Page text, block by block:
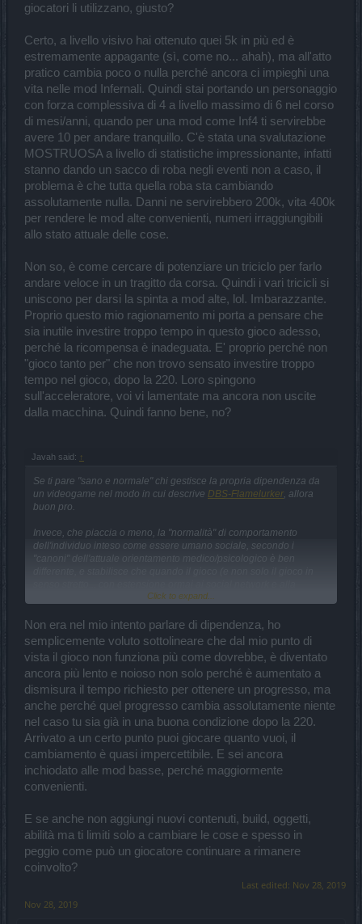
giocatori li utilizzano, giusto?
Certo, a livello visivo hai ottenuto quei 5k in più ed è
estremamente appagante (sì, come no... ahah), ma all'atto
pratico cambia poco o nulla perché ancora ci impieghi una
vita nelle mod Infernali. Quindi stai portando un personaggio
con forza complessiva di 4 a livello massimo di 6 nel corso
di mesi/anni, quando per una mod come Inf4 ti servirebbe
avere 10 per andare tranquillo. C'è stata una svalutazione
MOSTRUOSA a livello di statistiche impressionante, infatti
stanno dando un sacco di roba negli eventi non a caso, il
problema è che tutta quella roba sta cambiando
assolutamente nulla. Danni ne servirebbero 200k, vita 400k
per rendere le mod alte convenienti, numeri irraggiungibili
allo stato attuale delle cose.
Non so, è come cercare di potenziare un triciclo per farlo
andare veloce in un tragitto da corsa. Quindi i vari tricicli si
uniscono per darsi la spinta a mod alte, lol. Imbarazzante.
Proprio questo mio ragionamento mi porta a pensare che
sia inutile investire troppo tempo in questo gioco adesso,
perché la ricompensa è inadeguata. E' proprio perché non
"gioco tanto per" che non trovo sensato investire troppo
tempo nel gioco, dopo la 220. Loro spingono
sull'acceleratore, voi vi lamentate ma ancora non uscite
dalla macchina. Quindi fanno bene, no?
Javah said: ↑
Se ti pare "sano e normale" chi gestisce la propria dipendenza da
un videogame nel modo in cui descrive DBS-Flamelurker, allora
buon pro.
Invece, che piaccia o meno, la "normalità" di comportamento
dell'individuo inteso come essere umano sociale, secondo i
"canoni" dell'attuale orientamento medico/psicologico è ben
presupposta "esistenza digitale" in genere) diviene un surrogato
altra dipendenza (vedi chi si sgura il patrimonio nei videopoker).
Qualsiasi persona che presenti queste "caratteristiche", se mai
decidesse di andare da un qualsiasi dottore, riceverà il
suggerimento di sottoporsi a qualche tipo di trattamento. Davvero
non vedo cosa ci sia da "offendersi" o da ritenere "irrispettoso" se
un pincopallino qualsiasi, che non conta niente tipo me, scrive che
in questo genere di comportamenti c'è verosimilmente qualcosa
che non va. Boh, pazienza, se qualcuno si offende me ne farò una
ragione.
Tengo peró sia ben chiaro che, a me, chi "non dorme per giocare"
non procura alcun problema ed è liberissimo di farlo
può fare qualsiasi altra cosa a condizione che non procuri problemi
Sfortunatamente, in tal senso, ció che non viene certo a mio
vantaggio è quando la presenza di soggetti che si sfiniscono pur di
completare un evento è numerosa al punto che la produzione
ritiene di assecondarli e anzi di renderli sempre più ebeti
(ludicamente parlando), partorendo eventi sempre più lunghi e del
(che, come vedi, in segno di rispetto per gli altri non ho definito "più
Click to expand...
Non era nel mio intento parlare di dipendenza, ho
semplicemente voluto sottolineare che dal mio punto di
vista il gioco non funziona più come dovrebbe, è diventato
ancora più lento e noioso non solo perché è aumentato a
dismisura il tempo richiesto per ottenere un progresso, ma
anche perché quel progresso cambia assolutamente niente
nel caso tu sia già in una buona condizione dopo la 220.
Arrivato a un certo punto puoi giocare quanto vuoi, il
cambiamento è quasi impercettibile. E sei ancora
inchiodato alle mod basse, perché maggiormente
convenienti.
E se anche non aggiungi nuovi contenuti, build, oggetti,
abilità ma ti limiti solo a cambiare le cose e spesso in
peggio come può un giocatore continuare a rimanere
coinvolto?
Last edited: Nov 28, 2019
Nov 28, 2019